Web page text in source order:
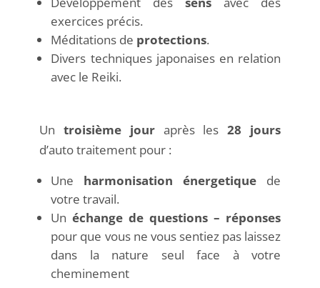
exercices précis.
Méditations de protections.
Divers techniques japonaises en relation
avec le Reiki.
Un troisième jouraprès les28 jours
d’auto traitement pour :
Une harmonisation énergetique de
votre travail.
Unéchange de questions – réponses
pour que vous ne vous sentiez pas laissez
dans la nature seul face à votre
cheminement